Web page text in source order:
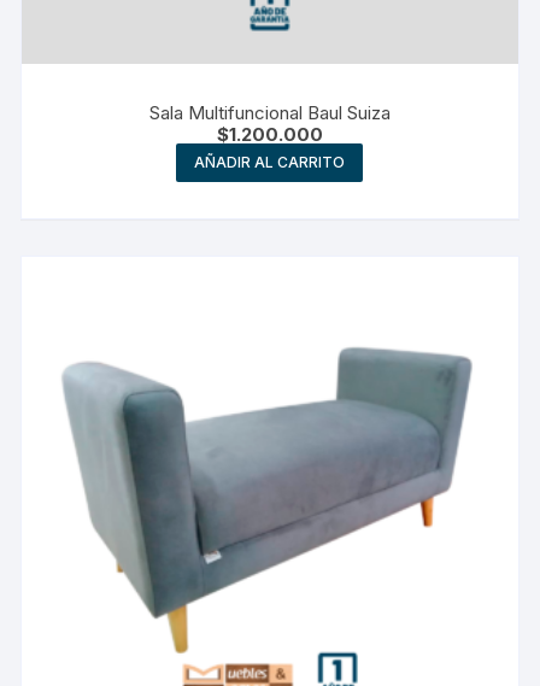
Sala Multifuncional Baul Suiza
$1.200.000
AÑADIR AL CARRITO